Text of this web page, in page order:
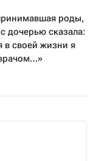
роды,
дочерью сказала:
в своей жизни я